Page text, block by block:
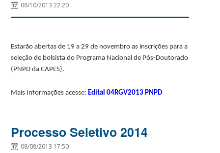
08/10/2013 22:20
Estarão abertas de 19 a 29 de novembro as inscrições para a
seleção de bolsista do Programa Nacional de Pós-Doutorado
(PNPD da CAPES).
Mais Informações acesse: Edital 04RGV2013 PNPD
Processo Seletivo 2014
08/08/2013 17:50